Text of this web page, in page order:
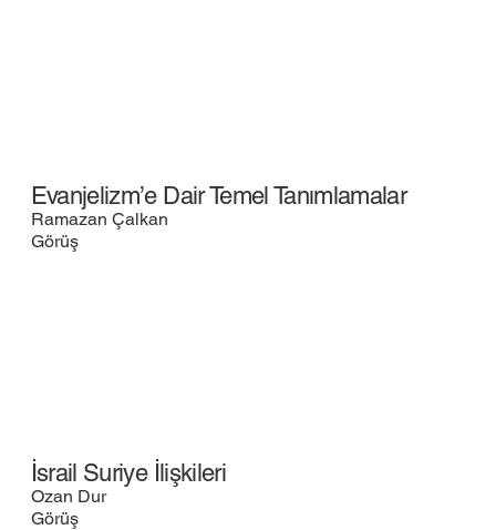
Evanjelizm’e Dair Temel Tanımlamalar
Ramazan Çalkan
Görüş
İsrail Suriye İlişkileri
Ozan Dur
Görüş